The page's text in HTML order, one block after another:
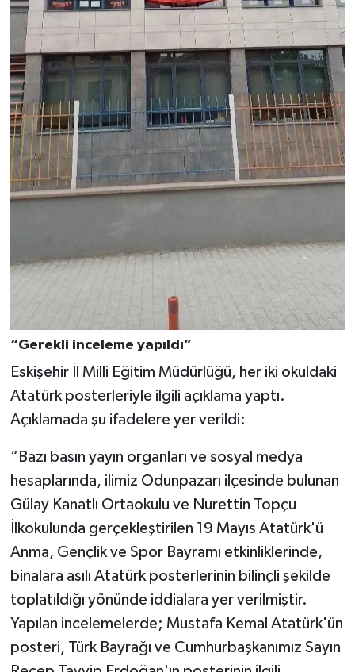
“Gerekli inceleme yapıldı”
Eskişehir İl Milli Eğitim Müdürlüğü, her iki okuldaki
Atatürk posterleriyle ilgili açıklama yaptı.
Açıklamada şu ifadelere yer verildi:
“Bazı basın yayın organları ve sosyal medya
hesaplarında, ilimiz Odunpazarı ilçesinde bulunan
Gülay Kanatlı Ortaokulu ve Nurettin Topçu
İlkokulunda gerçekleştirilen 19 Mayıs Atatürk'ü
Anma, Gençlik ve Spor Bayramı etkinliklerinde,
binalara asılı Atatürk posterlerinin bilinçli şekilde
toplatıldığı yönünde iddialara yer verilmiştir.
Yapılan incelemelerde; Mustafa Kemal Atatürk'ün
posteri, Türk Bayrağı ve Cumhurbaşkanımız Sayın